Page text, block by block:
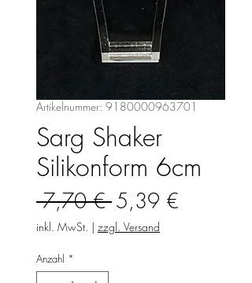
Artikelnummer: 9180000963701
Sarg Shaker
Silikonform 6cm
7,70 € Standardpreis
5,39 €
inkl. MwSt. | zzgl. Versand
Anzahl *